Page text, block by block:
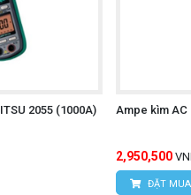
2055 (1000A) Ampe kìm AC
2,950,500
ĐẶT MUA